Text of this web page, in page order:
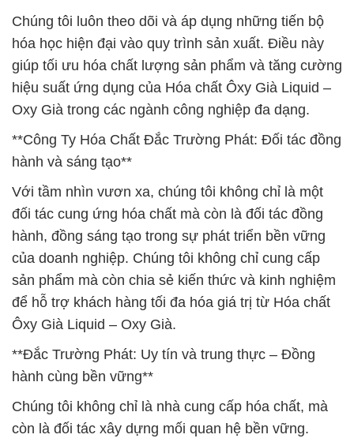
Chúng tôi luôn theo dõi và áp dụng những tiến bộ
hóa học hiện đại vào quy trình sản xuất. Điều này
giúp tối ưu hóa chất lượng sản phẩm và tăng cường
hiệu suất ứng dụng của Hóa chất Ôxy Già Liquid –
Oxy Già trong các ngành công nghiệp đa dạng.
**Công Ty Hóa Chất Đắc Trường Phát: Đối tác đồng
hành và sáng tạo**
Với tầm nhìn vươn xa, chúng tôi không chỉ là một
đối tác cung ứng hóa chất mà còn là đối tác đồng
hành, đồng sáng tạo trong sự phát triển bền vững
của doanh nghiệp. Chúng tôi không chỉ cung cấp
sản phẩm mà còn chia sẻ kiến thức và kinh nghiệm
để hỗ trợ khách hàng tối đa hóa giá trị từ Hóa chất
Ôxy Già Liquid – Oxy Già.
**Đắc Trường Phát: Uy tín và trung thực – Đồng
hành cùng bền vững**
Chúng tôi không chỉ là nhà cung cấp hóa chất, mà
còn là đối tác xây dựng mối quan hệ bền vững.